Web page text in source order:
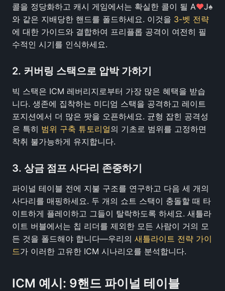
콜을 정당화하고 캐시 게임에서는 확실한 콜이 될 A♥J♠
와 같은 지배당한 핸드를 폴드하세요. 이것을 3-벳 전략
에 대한 가이드와 결합하여 프리플롭 공격이 여전히 필
수적인 시기를 인식하세요.
2. 커버링 스택으로 압박 가하기
빅 스택은 ICM 레버리지로부터 가장 많은 혜택을 받습
니다. 생존에 집착하는 미디엄 스택을 공격하고 레이트
포지션에서 더 많은 팟을 오픈하세요. 균형 잡힌 공격성
은 특히 범위 구축 튜토리얼의 기초로 범위를 고정하면
착취 불가능하게 유지합니다.
3. 상금 점프 사다리 존중하기
파이널 테이블 전에 지불 구조를 연구하고 다음 세 개의
사다리를 매핑하세요. 두 개의 쇼트 스택이 충돌할 때 타
이트하게 플레이하고 그들이 탈락하도록 하세요. 새틀라
이트 버블에서는 칩 리더를 제외한 모든 사람이 거의 모
든 것을 폴드해야 합니다—우리의 새틀라이트 전략 가이
드가 이러한 고유한 ICM 시나리오를 분석합니다.
ICM 예시: 9핸드 파이널 테이블